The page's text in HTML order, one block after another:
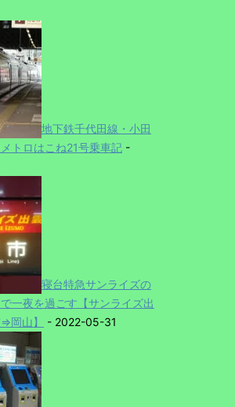
地下鉄千代田線・小田
トロはこね21号乗車記 -
寝台特急サンライズの
一夜を過ごす【サンライズ出
岡山】
- 2022-05-31